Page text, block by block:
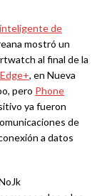
de
mostró un
al final de la
, en Nueva
pero Phone
ya fueron
de
a datos